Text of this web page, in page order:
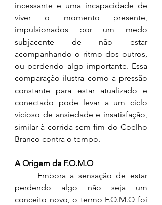
incessante e uma incapacidade de
viver o momento presente,
impulsionados por um medo
subjacente de não estar
acompanhando o ritmo dos outros,
ou perdendo algo importante. Essa
comparação ilustra como a pressão
constante para estar atualizado e
conectado pode levar a um ciclo
vicioso de ansiedade e insatisfação,
similar à corrida sem fim do Coelho
Branco contra o tempo.
A Origem da F.O.M.O
perdendo algo não seja um
conceito novo, o termo F.O.M.O foi